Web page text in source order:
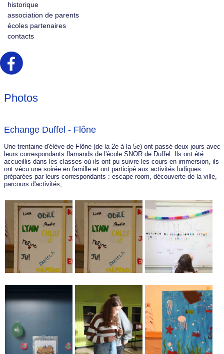
historique
association de parents
écoles partenaires
contacts
Photos
Echange Duffel - Flône
Une trentaine d'élève de Flône (de la 2e à la 5e) ont passé deux jours avec
leurs correspondants flamands de l'école SNOR de Duffel. Ils ont été
accueillis dans les classes où ils ont pu suivre les cours en immersion, ils
ont vécu une soirée en famille et ont participé aux activités ludiques
préparées par leurs correspondants : escape room, découverte de la ville,
parcours d'activités,...